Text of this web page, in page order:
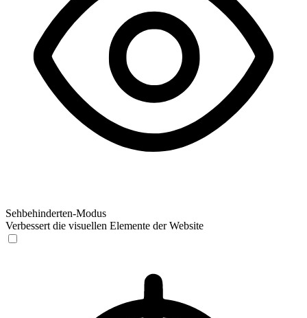
Sehbehinderten-Modus
Verbessert die visuellen Elemente der Website